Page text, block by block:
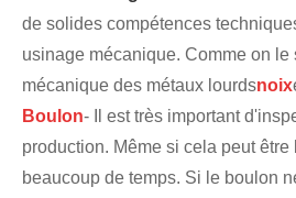
de solides compétences
usinage mécanique. Comme on le
mécanique des métaux lourdsnoix
Boulon- Il est très important
production. Même si cela peut être
beaucoup de temps. Si le boulon